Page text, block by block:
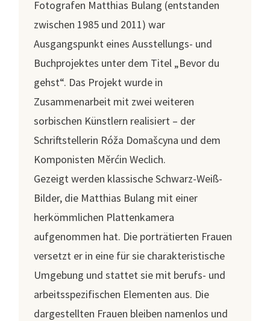
Fotografen Matthias Bulang (entstanden
zwischen 1985 und 2011) war
Ausgangspunkt eines Ausstellungs- und
Buchprojektes unter dem Titel „Bevor du
gehst“. Das Projekt wurde in
Zusammenarbeit mit zwei weiteren
sorbischen Künstlern realisiert – der
Schriftstellerin Róža Domašcyna und dem
Komponisten Měrćin Weclich.
Gezeigt werden klassische Schwarz-Weiß-
Bilder, die Matthias Bulang mit einer
herkömmlichen Plattenkamera
aufgenommen hat. Die porträtierten Frauen
versetzt er in eine für sie charakteristische
Umgebung und stattet sie mit berufs- und
arbeitsspezifischen Elementen aus. Die
dargestellten Frauen bleiben namenlos und